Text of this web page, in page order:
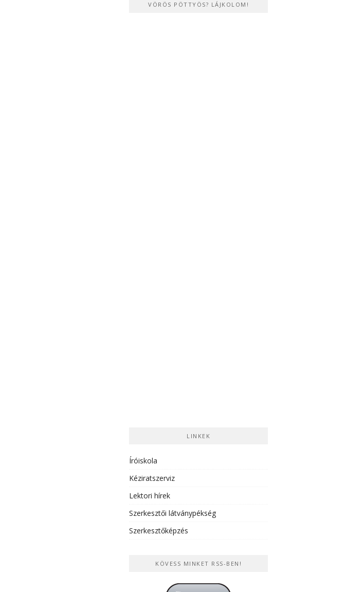
VÖRÖS PÖTTYÖS? LÁJKOLOM!
LINKEK
Íróiskola
Kéziratszerviz
Lektori hírek
Szerkesztői látványpékség
Szerkesztőképzés
KÖVESS MINKET RSS-BEN!